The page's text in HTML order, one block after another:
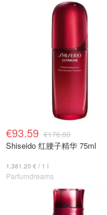
€93.59 €176.00
Shiseido 红腰子精华 75ml
1,381.20 € / 1 l
Parfumdreams